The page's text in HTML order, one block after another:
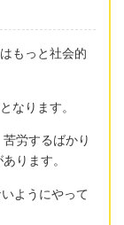
もっと社会的
なります。
労するばかり
ります。
ようにやって